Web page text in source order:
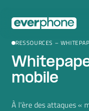
RESSOURCES –
mobile
À l'ère des attaques «